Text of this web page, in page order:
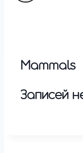
Mammals
Записей